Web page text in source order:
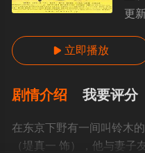
更
 立即播放
剧情介绍 我要评分
在东京下野有一间叫铃木
（堤真一 饰），他与妻子